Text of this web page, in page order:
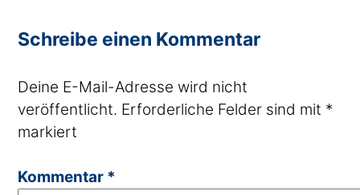
Schreibe einen Kommentar
Deine E-Mail-Adresse wird nicht
veröffentlicht. Erforderliche Felder sind mit *
markiert
Kommentar *